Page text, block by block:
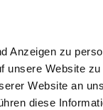
Anzeigen zu
unsere Website
Website an
diese